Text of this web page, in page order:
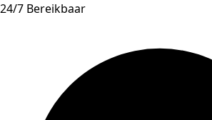
24/7 Bereikbaar